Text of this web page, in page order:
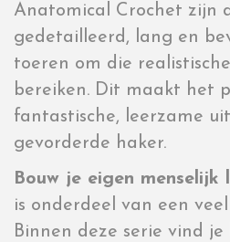
Anatomical Crochet zijn
gedetailleerd, lang en
toeren om die
bereiken. Dit maakt het
fantastische, leerzame
gevorderde haker.
Bouw je eigen menselijk
is onderdeel van een
Binnen deze serie vind